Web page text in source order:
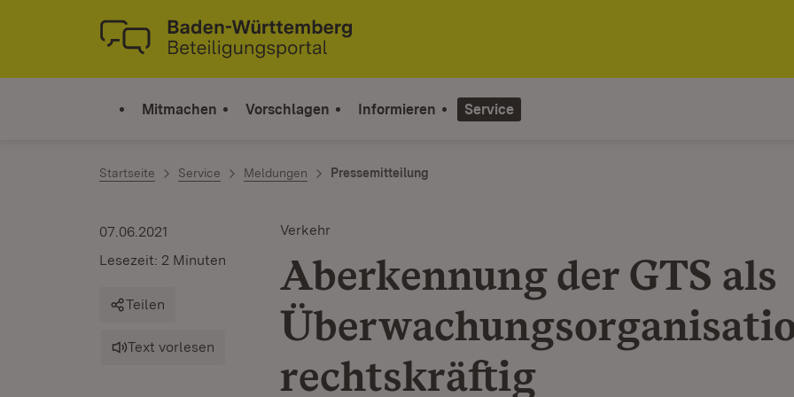
Zum Inhalt springen
Link zur Startseite
Mitmachen Vorschlagen Informieren Service
Startseite Service Meldungen Pressemitteilung
Verkehr
Aberkennung der GTS als
rechtskräftig
07.06.2021
Lesezeit: 2 Minuten
Teilen
Text vorlesen